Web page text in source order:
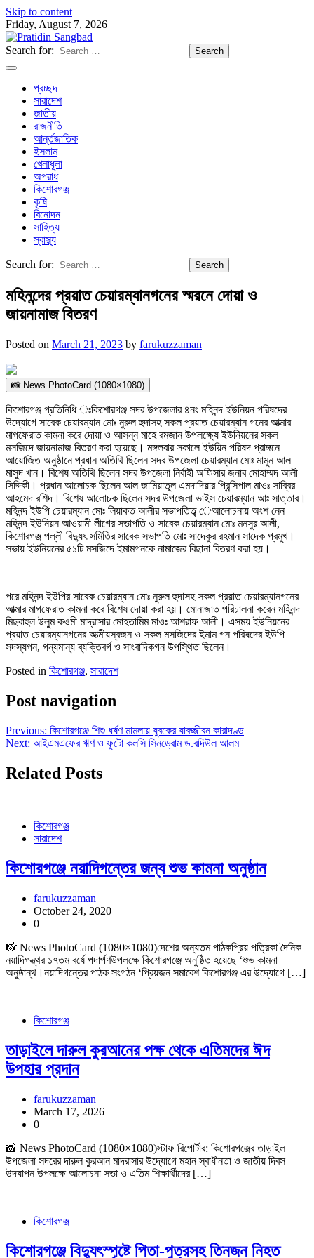
Skip to content
Friday, August 7, 2026
Search for:
প্রচ্ছদ
সারাদেশ
জাতীয়
রাজনীতি
আর্ন্তজাতিক
ইসলাম
খেলাধূলা
অপরাধ
কিশোরগঞ্জ
কৃষি
বিনোদন
সাহিত্য
স্বাস্থ্য
Search for:
মহিনন্দের প্রয়াত চেয়ারম্যানগনের স্মরনে দোয়া ও
জায়নামাজ বিতরণ
Posted on March 21, 2023 by farukuzzaman
📸 News PhotoCard (1080×1080)
কিশোরগঞ্জ প্রতিনিধি ঃকিশোরগঞ্জ সদর উপজেলার ৪নং মহিনন্দ ইউনিয়ন পরিষদের
উদ্যোগে সাবেক চেয়ারম্যান মোঃ নুরুল হুদাসহ সকল প্রয়াত চেয়ারম্যান গনের আত্মার
মাগফেরাত কামনা করে দোয়া ও আসন্ন মাহে রমজান উপলক্ষ্যে ইউনিয়নের সকল
মসজিদে জায়নামাজ বিতরণ করা হয়েছে। মঙ্গলবার সকালে ইউয়িন পরিষদ প্রাঙ্গনে
আয়োজিত অনুষ্ঠানে প্রধান অতিথি ছিলেন সদর উপজেলা চেয়ারম্যান মোঃ মামুন আল
মাসুদ খান। বিশেষ অতিথি ছিলেন সদর উপজেলা নির্বাহী অফিসার জনাব মোহাম্মদ আলী
সিদ্দিকী। প্রধান আলোচক ছিলেন আল জামিয়াতুল এমদাদিয়ার প্রিন্সিপাল মাওঃ সাব্বির
আহমেদ রশিদ। বিশেষ আলোচক ছিলেন সদর উপজেলা ভাইস চেয়ারম্যান আঃ সাত্তার।
মহিনন্দ ইউপি চেয়ারম্যান মোঃ লিয়াকত আলীর সভাপতিত্ব্ েআলোচনায় অংশ নেন
মহিনন্দ ইউনিয়ন আওয়ামী লীগের সভাপতি ও সাবেক চেয়ারম্যান মোঃ মনসুর আলী,
কিশোরগঞ্জ পল্লী বিদ্যুৎ সমিতির সাবেক সভাপতি মোঃ সাদেকুর রহমান সাদেক প্রমুখ।
সভায় ইউনিয়নের ৫১টি মসজিদে ইমামগনকে নামাজের বিছানা বিতরণ করা হয়।
পরে মহিনন্দ ইউপির সাবেক চেয়ারম্যান মোঃ নুরুল হুদাসহ সকল প্রয়াত চেয়ারম্যানগনের
আত্মার মাগফেরাত কামনা করে বিশেষ দোয়া করা হয়। মোনাজাত পরিচালনা করেন মহিনন্দ
মিছবাহুল উলুম কওমী মাদ্রাসার মোহতামিম মাওঃ আশরাফ আলী। এসময় ইউনিয়নের
প্রয়াত চেয়ারম্যানগনের আত্মীয়স্বজন ও সকল মসজিদের ইমাম গন পরিষদের ইউপি
সদস্যগন, গন্যমান্য ব্যক্তিবর্গ ও সাংবাদিকগন উপস্থিত ছিলেন।
Posted in কিশোরগঞ্জ, সারাদেশ
Post navigation
Previous: কিশোরগঞ্জে শিশু ধর্ষণ মামলায় যুবকের যাবজ্জীবন কারাদণ্ড
Next: আইএমএফের ঋণ ও ফুটো কলসি সিনড্রোম ড.বদিউল আলম
Related Posts
কিশোরগঞ্জ
সারাদেশ
কিশোরগঞ্জে নয়াদিগন্তের জন্য শুভ কামনা অনুষ্ঠান
farukuzzaman
October 24, 2020
0
📸 News PhotoCard (1080×1080)দেশের অন্যতম পাঠকপ্রিয় পত্রিকা দৈনিক
নয়াদিগন্ত্থর ১৭তম বর্ষে পদার্পণউপলক্ষে কিশোরগঞ্জে অনুষ্ঠিত হয়েছে ‘শুভ কামনা
অনুষ্ঠান্থ।নয়াদিগন্তের পাঠক সংগঠন ‘প্রিয়জন সমাবেশ কিশোরগঞ্জ এর উদ্যোগে […]
কিশোরগঞ্জ
তাড়াইলে দারুল কুরআনের পক্ষ থেকে এতিমদের ঈদ
উপহার প্রদান
farukuzzaman
March 17, 2026
0
📸 News PhotoCard (1080×1080)স্টাফ রিপোর্টার: কিশোরগঞ্জের তাড়াইল
উপজেলা সদরের দারুল কুরআন মাদরাসার উদ্যোগে মহান স্বাধীনতা ও জাতীয় দিবস
উদযাপন উপলক্ষে আলোচনা সভা ও এতিম শিক্ষার্থীদের […]
কিশোরগঞ্জ
কিশোরগঞ্জে বিদ্যুৎস্পৃষ্টে পিতা-পুত্রসহ তিনজন নিহত